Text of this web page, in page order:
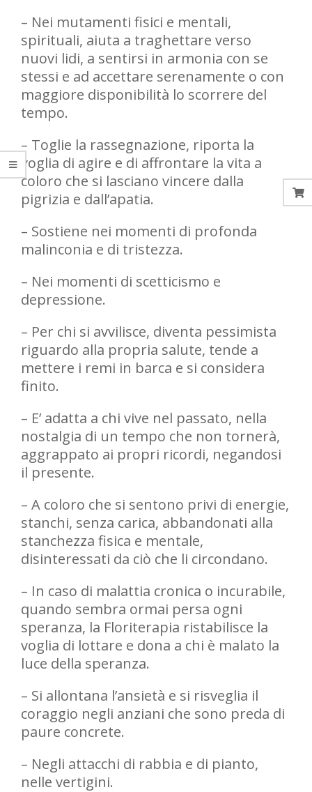
– Nei mutamenti fisici e mentali,
spirituali, aiuta a traghettare verso
nuovi lidi, a sentirsi in armonia con se
stessi e ad accettare serenamente o con
maggiore disponibilità lo scorrere del
tempo.
– Toglie la rassegnazione, riporta la
voglia di agire e di affrontare la vita a
coloro che si lasciano vincere dalla
pigrizia e dall’apatia.
– Sostiene nei momenti di profonda
malinconia e di tristezza.
– Nei momenti di scetticismo e
depressione.
– Per chi si avvilisce, diventa pessimista
riguardo alla propria salute, tende a
mettere i remi in barca e si considera
finito.
– E’ adatta a chi vive nel passato, nella
nostalgia di un tempo che non tornerà,
aggrappato ai propri ricordi, negandosi
il presente.
– A coloro che si sentono privi di energie,
stanchi, senza carica, abbandonati alla
stanchezza fisica e mentale,
disinteressati da ciò che li circondano.
– In caso di malattia cronica o incurabile,
quando sembra ormai persa ogni
speranza, la Floriterapia ristabilisce la
voglia di lottare e dona a chi è malato la
luce della speranza.
– Si allontana l’ansietà e si risveglia il
coraggio negli anziani che sono preda di
paure concrete.
– Negli attacchi di rabbia e di pianto,
nelle vertigini.